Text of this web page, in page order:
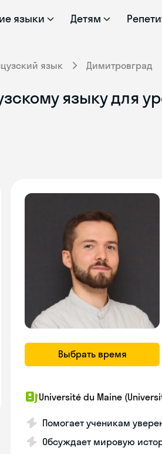
языки Детям
язык Димитровград
языку для
Выбрать время
Université du Maine
Помогает ученикам
Обсуждает мировую